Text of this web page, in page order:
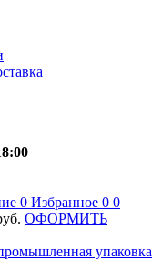
0 Избранное 0 0
ОФОРМИТЬ
упаковка